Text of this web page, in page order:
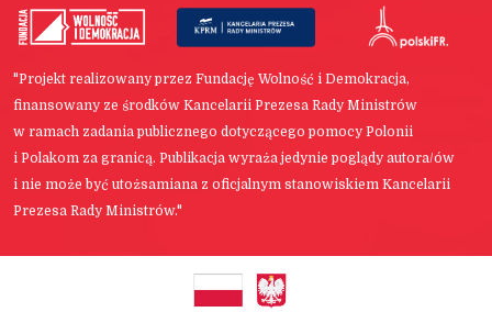
"Projekt realizowany przez Fundację Wolność i Demokracja,
finansowany ze środków Kancelarii Prezesa Rady Ministrów
w ramach zadania publicznego dotyczącego pomocy Polonii
i Polakom za granicą. Publikacja wyraża jedynie poglądy autora/ów
i nie może być utożsamiana z oficjalnym stanowiskiem Kancelarii
Prezesa Rady Ministrów."